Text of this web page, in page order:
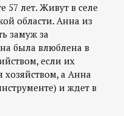
57 лет. Живут в селе
области. Анна из
замуж за
была влюблена в
если их
хозяйством, а Анна
и ждет в